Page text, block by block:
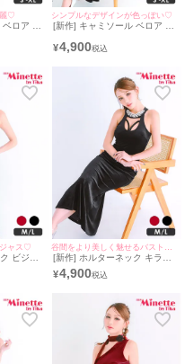
麗♡
ベロア シ
ズ対応) |
ト
シンプルなデザインが色っぽい♡
[新作] キャミソール ベロア シ
(ねおん着用/S~XLサイズ対応) |
myMinette/マイミネット
¥4,900
ャス♡
ビジュ
トドレス
ズ対応) |
[新作] ホルターネック キラキ
ラ バストコード タイトドレス
(みのり着用/M~Lサイズ対応) |
¥4,900